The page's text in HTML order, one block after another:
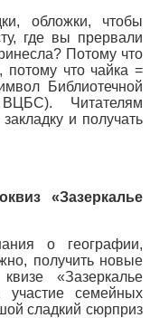
обложки, чтобы
где вы прервали
Потому что
потому что чайка =
Библиотечной
Читателям
и получать
«Зазеркалье
о географии,
получить новые
«Зазеркалье
участие семейных
сладкий сюрприз